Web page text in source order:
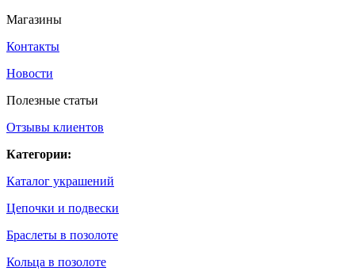
Магазины
Контакты
Новости
Полезные статьи
Отзывы клиентов
Категории:
Каталог украшений
Цепочки и подвески
Браслеты в позолоте
Кольца в позолоте